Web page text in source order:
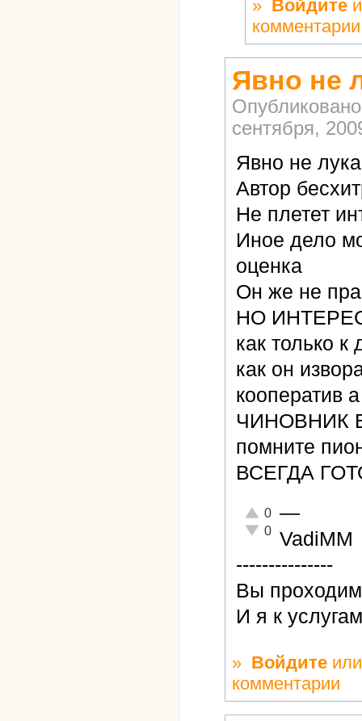
» Войдите
комментарии
Явно не
сентября,
Явно не
Автор
Не плетет
Иное дело
оценка
Он же не
НО
как только
как он
кооператив
ЧИНОВНИК
помните
ВСЕГДА
Отлично!
0
Неадекватно!
0
—
VadiMM
---------------
Вы
И я к
» Войдите
комментарии